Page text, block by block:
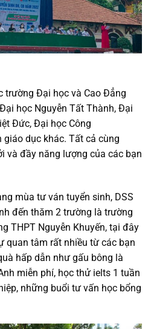
trường Đại học và Cao Đẳng
học Nguyễn Tất Thành, Đại
Đức, Đại học Công
dục khác. Tất cả cùng
và đầy năng lượng của các bạn
mùa tư ván tuyển sinh, DSS
đến thăm 2 trường là trường
THPT Nguyễn Khuyến, tại đây
quan tâm rất nhiều từ các bạn
hấp dẫn như gấu bông là
miễn phí, học thử ielts 1 tuần
những buổi tư vấn học bổng